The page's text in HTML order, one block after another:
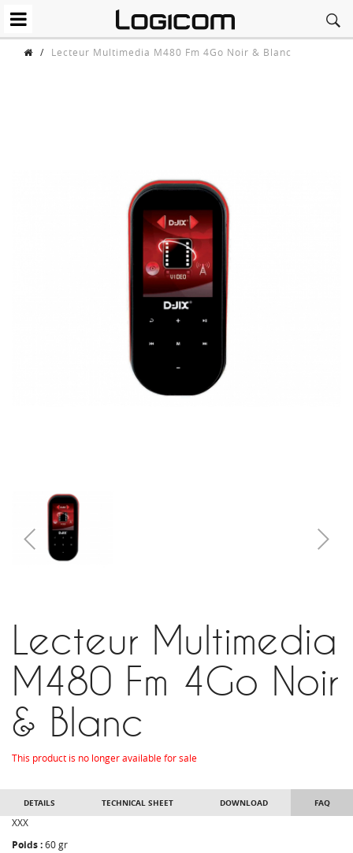
/ Lecteur Multimedia M480 Fm 4Go Noir & Blanc
Lecteur Multimedia
M480 Fm 4Go Noir
& Blanc
This product is no longer available for sale
DETAILS TECHNICAL SHEET DOWNLOAD FAQ
XXX
Poids :60 gr